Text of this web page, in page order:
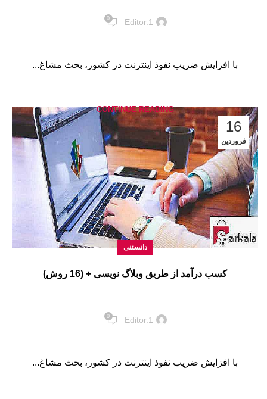
Editor.1
0
با افزایش ضریب نفوذ اینترنت در کشور، بحث مشاغ...
CONTINUE READING
16
فروردین
دانستنی
کسب درآمد از طریق وبلاگ نویسی + (16 روش)
Editor.1
0
با افزایش ضریب نفوذ اینترنت در کشور، بحث مشاغ...